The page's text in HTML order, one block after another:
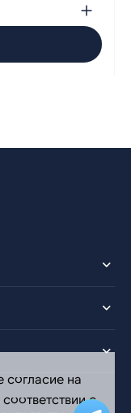
согласие на
с